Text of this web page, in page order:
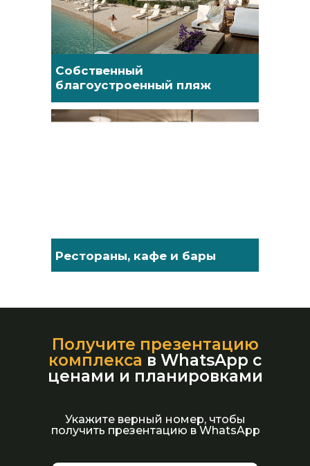
Собственный
благоустроенный пляж
Рестораны, кафе и бары
Получите презентацию
комплекса в WhatsApp с
ценами и планировками
Укажите верный номер, чтобы
получить презентацию в WhatsApp